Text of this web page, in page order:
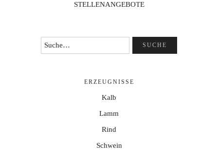
STELLENANGEBOTE
ERZEUGNISSE
Kalb
Lamm
Rind
Schwein